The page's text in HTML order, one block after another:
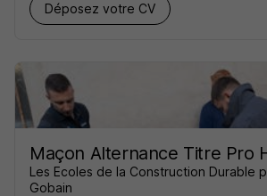
Déposez votre CV
Maçon Alternance Titre Pro
Les Ecoles de la Construction Durable
Gobain